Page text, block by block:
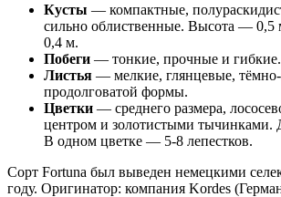
Кусты — компактные,
сильно облиственные. Высота —
0,4 м.
Побеги — тонкие, прочные и гибкие.
Листья — мелкие, глянцевые,
продолговатой формы.
Цветки — среднего размера,
центром и золотистыми
В одном цветке — 5-8 лепестков.
Сорт Fortuna был выведен немецкими
году. Оригинатор: компания Kordes